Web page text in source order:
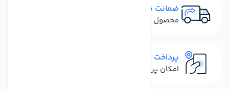
ضمانت مرجوعی
محصول نباید آسیب دیده باشد
پرداخت در محل
امکان پرداخت کل فاکتور در محل